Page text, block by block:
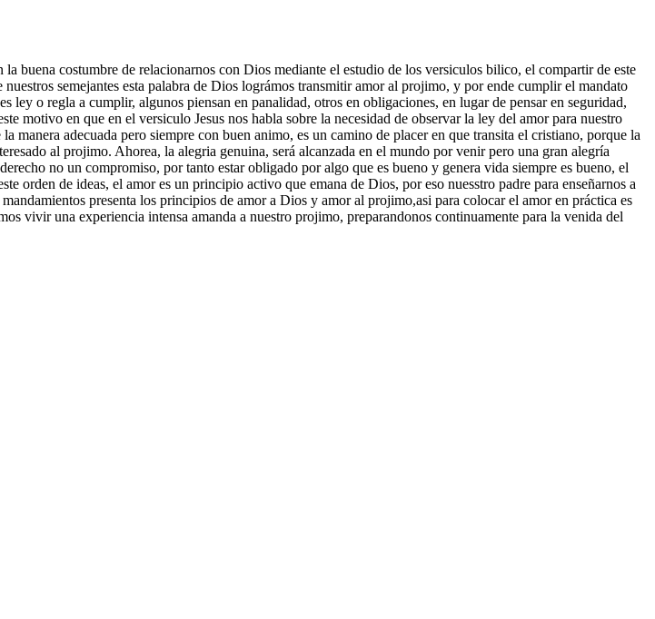
buena costumbre de relacionarnos con Dios mediante el estudio de los versiculos bilico, el compartir de este
semejantes esta palabra de Dios lográmos transmitir amor al projimo, y por ende cumplir el mandato
ley o regla a cumplir, algunos piensan en panalidad, otros en obligaciones, en lugar de pensar en seguridad,
motivo en que en el versiculo Jesus nos habla sobre la necesidad de observar la ley del amor para nuestro
manera adecuada pero siempre con buen animo, es un camino de placer en que transita el cristiano, porque la
al projimo. Ahorea, la alegria genuina, será alcanzada en el mundo por venir pero una gran alegría
no un compromiso, por tanto estar obligado por algo que es bueno y genera vida siempre es bueno, el
de ideas, el amor es un principio activo que emana de Dios, por eso nuesstro padre para enseñarnos a
presenta los principios de amor a Dios y amor al projimo,asi para colocar el amor en práctica es
vivir una experiencia intensa amanda a nuestro projimo, preparandonos continuamente para la venida del